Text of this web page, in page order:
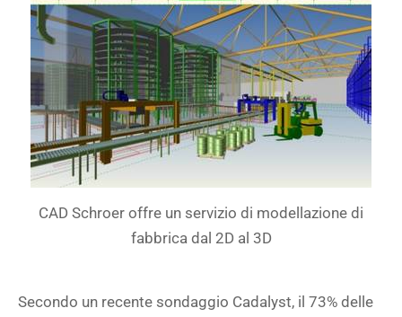
CAD Schroer offre un servizio di modellazione di
fabbrica dal 2D al 3D
Secondo un recente sondaggio Cadalyst, il 73% delle